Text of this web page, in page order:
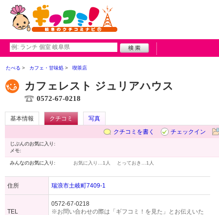
たべる カフェ・甘味処 喫茶店
カフェレスト ジュリアハウス
0572-67-0218
基本情報 クチコミ
写真
クチコミを書く
チェックイン
じぶんのお気に入り:
メモ:
みんなのお気に入り: お気に入り… 1人 とっておき… 1人
住所 瑞浪市土岐町7409-1
TEL
0572-67-0218
※お問い合わせの際は「ギフコミ！を見た」とお伝えいた